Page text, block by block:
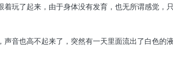
玩了起来，由于身体没有发育，也无所谓感觉，
音也高不起来了，突然有一天里面流出了白色的